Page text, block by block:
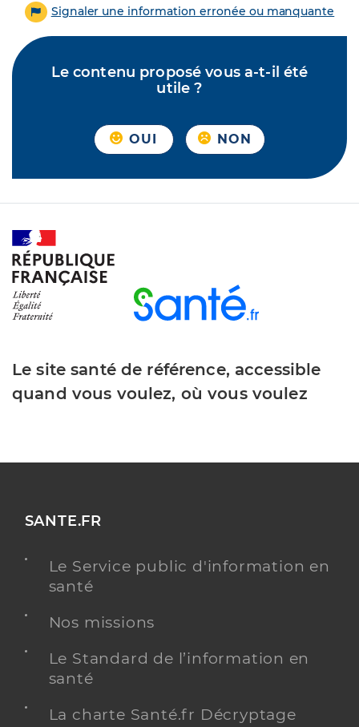
Signaler une information erronée ou manquante
Le contenu proposé vous a-t-il été
utile ?
OUI NON
Le site santé de référence, accessible
quand vous voulez, où vous voulez
SANTE.FR
Le Service public d'information en
santé
Nos missions
Le Standard de l’information en
santé
La charte Santé.fr Décryptage